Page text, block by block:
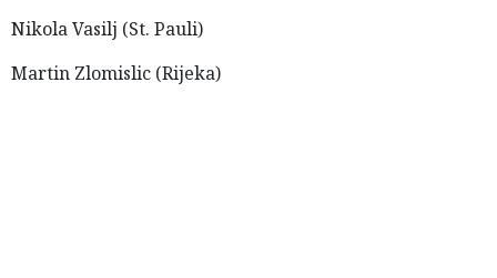
Nikola Vasilj (St. Pauli)
Martin Zlomislic (Rijeka)